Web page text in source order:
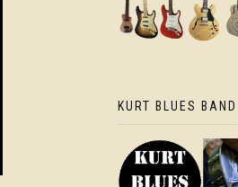
KURT BLUES BAND